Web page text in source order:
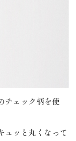
チェック柄を使
ュッと丸くなって